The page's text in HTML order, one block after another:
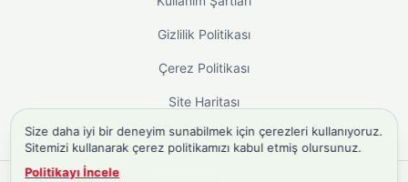
Gizlilik Politikası
Çerez Politikası
Site Haritası
Size daha iyi bir deneyim sunabilmek için çerezleri kullanıyoruz.
Sitemizi kullanarak çerez politikamızı kabul etmiş olursunuz.
Politikayı İncele